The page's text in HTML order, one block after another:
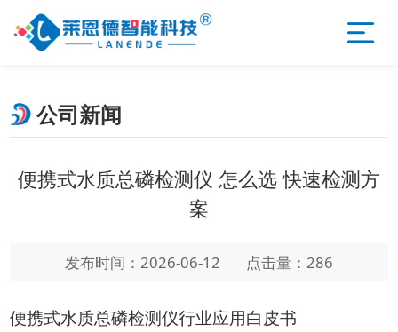
公司新闻
便携式水质总磷检测仪 怎么选 快速检测方
案
发布时间：2026-06-12 点击量：286
便携式水质总磷检测仪行业应用白皮书